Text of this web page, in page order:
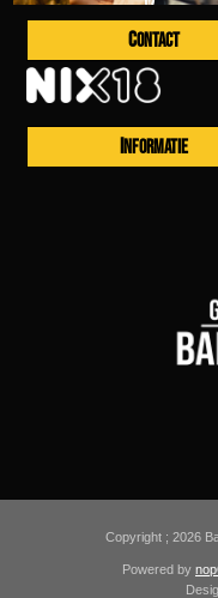
CONTACT
INFORMATIE
Copyright ; 2026
Powered by